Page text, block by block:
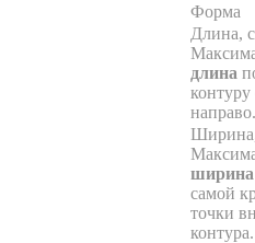
Форма
Длина,
длина
контуру
направо.
ширина
самой
точки
контура.